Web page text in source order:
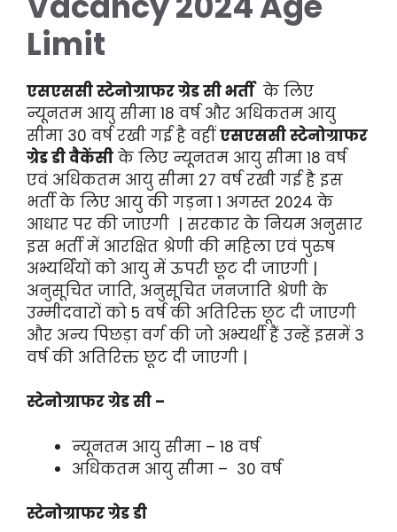
Limit
एसएससी स्टेनोग्राफर ग्रेड सी भर्तीके लिए
न्यूनतम आयु सीमा 18 वर्ष और अधिकतम आयु
सीमा 30 वर्ष रखी गई है वहींएसएससी स्टेनोग्राफर
ग्रेड डी वैकेंसी के लिए न्यूनतम आयु सीमा 18 वर्ष
एवं अधिकतम आयु सीमा 27 वर्ष रखी गई है इस
भर्ती के लिए आयु की गड़ना 1 अगस्त 2024 के
आधार पर की जाएगी | सरकार के नियम अनुसार
इस भर्ती में आरक्षित श्रेणी की महिला एवं पुरुष
अभ्यर्थियों को आयु में ऊपरी छूट दी जाएगी |
अनुसूचित जाति, अनुसूचित जनजाति श्रेणी के
उम्मीदवारों को 5 वर्ष की अतिरिक्त छूट दी जाएगी
और अन्य पिछड़ा वर्ग की जो अभ्यर्थी हैं उन्हें इसमें 3
वर्ष की अतिरिक्त छूट दी जाएगी |
स्टेनोग्राफर ग्रेड सी –
न्यूनतम आयु सीमा – 18 वर्ष
अधिकतम आयु सीमा – 30 वर्ष
स्टेनोग्राफर ग्रेड डी